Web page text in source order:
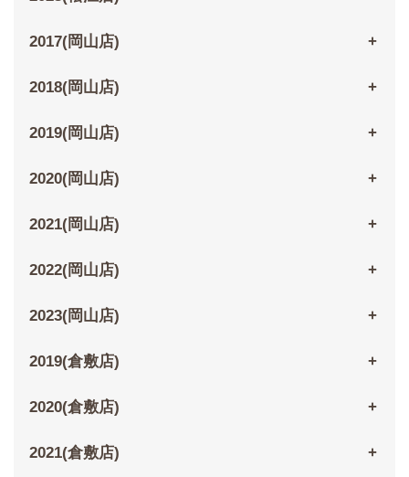
2017(岡山店)
2018(岡山店)
2019(岡山店)
2020(岡山店)
2021(岡山店)
2022(岡山店)
2023(岡山店)
2019(倉敷店)
2020(倉敷店)
2021(倉敷店)